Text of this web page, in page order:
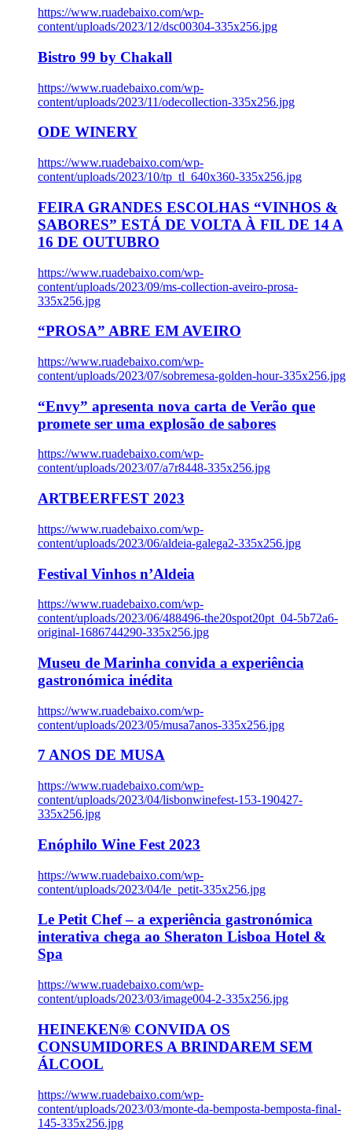
https://www.ruadebaixo.com/wp-
content/uploads/2023/12/dsc00304-335x256.jpg
Bistro 99 by Chakall
https://www.ruadebaixo.com/wp-
content/uploads/2023/11/odecollection-335x256.jpg
ODE WINERY
https://www.ruadebaixo.com/wp-
content/uploads/2023/10/tp_tl_640x360-335x256.jpg
FEIRA GRANDES ESCOLHAS “VINHOS &
SABORES” ESTÁ DE VOLTA À FIL DE 14 A
16 DE OUTUBRO
https://www.ruadebaixo.com/wp-
content/uploads/2023/09/ms-collection-aveiro-prosa-
335x256.jpg
“PROSA” ABRE EM AVEIRO
https://www.ruadebaixo.com/wp-
content/uploads/2023/07/sobremesa-golden-hour-335x256.jpg
“Envy” apresenta nova carta de Verão que
promete ser uma explosão de sabores
https://www.ruadebaixo.com/wp-
content/uploads/2023/07/a7r8448-335x256.jpg
ARTBEERFEST 2023
https://www.ruadebaixo.com/wp-
content/uploads/2023/06/aldeia-galega2-335x256.jpg
Festival Vinhos n’Aldeia
https://www.ruadebaixo.com/wp-
content/uploads/2023/06/488496-the20spot20pt_04-5b72a6-
original-1686744290-335x256.jpg
Museu de Marinha convida a experiência
gastronómica inédita
https://www.ruadebaixo.com/wp-
content/uploads/2023/05/musa7anos-335x256.jpg
7 ANOS DE MUSA
https://www.ruadebaixo.com/wp-
content/uploads/2023/04/lisbonwinefest-153-190427-
335x256.jpg
Enóphilo Wine Fest 2023
https://www.ruadebaixo.com/wp-
content/uploads/2023/04/le_petit-335x256.jpg
Le Petit Chef – a experiência gastronómica
interativa chega ao Sheraton Lisboa Hotel &
Spa
https://www.ruadebaixo.com/wp-
content/uploads/2023/03/image004-2-335x256.jpg
HEINEKEN® CONVIDA OS
CONSUMIDORES A BRINDAREM SEM
ÁLCOOL
https://www.ruadebaixo.com/wp-
content/uploads/2023/03/monte-da-bemposta-bemposta-final-
145-335x256.jpg